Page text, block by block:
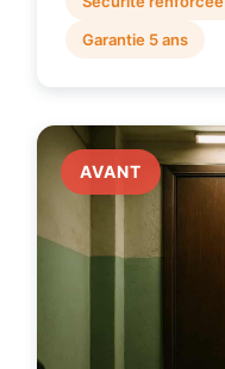
Garantie 5 ans
AVANT